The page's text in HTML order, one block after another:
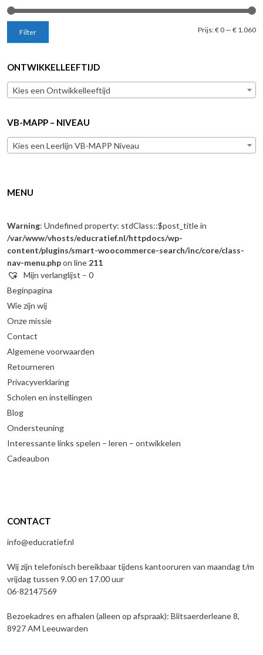
Filter Prijs:€ 0 — € 1.060
ONTWIKKELLEEFTIJD
Kies een Ontwikkelleeftijd
VB-MAPP – NIVEAU
Kies een Leerlijn VB-MAPP Niveau
MENU
Warning: Undefined property: stdClass::$post_title in
/var/www/vhosts/educratief.nl/httpdocs/wp-
content/plugins/smart-woocommerce-search/inc/core/class-
nav-menu.phpon line 211
Mijn verlanglijst – 0
Beginpagina
Wie zijn wij
Onze missie
Contact
Algemene voorwaarden
Retourneren
Privacyverklaring
Scholen en instellingen
Blog
Ondersteuning
Interessante links spelen – leren – ontwikkelen
Cadeaubon
CONTACT
info@educratief.nl
Wij zijn telefonisch bereikbaar tijdens kantooruren van maandag t/m
vrijdag tussen 9.00 en 17.00 uur
06-82147569
Bezoekadres en afhalen (alleen op afspraak): Blitsaerderleane 8,
8927 AM Leeuwarden